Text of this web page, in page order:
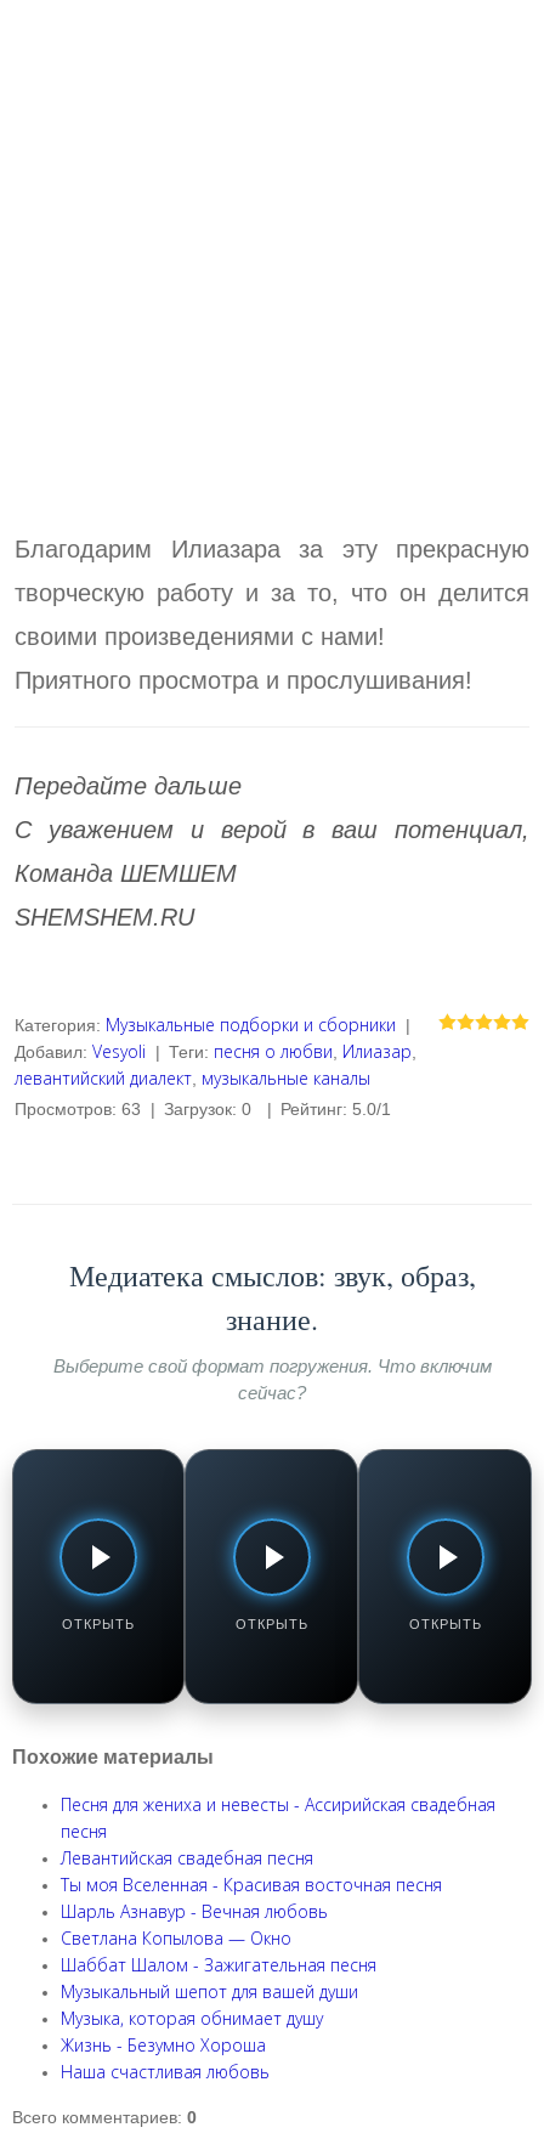
Благодарим Илиазара за эту прекрасную
творческую работу и за то, что он делится
своими произведениями с нами!
Приятного просмотра и прослушивания!
Передайте дальше
С уважением и верой в ваш потенциал,
Команда ШЕМШЕМ
SHEMSHEM.RU
Категория: Музыкальные подборки и сборники
|
Добавил: Vesyoli | Теги: песня о любви Илиазар
левантийский диалект музыкальные каналы
Просмотров: 63 | Загрузок: 0 | Рейтинг: 5.0/1
Медиатека смыслов: звук, образ,
знание.
Выберите свой формат погружения. Что включим
сейчас?
ОТКРЫТЬ
ТЕХНИКИ И РЕЦЕПТЫ
Суперская
картошка в
духовке
Смотреть /
ОТКРЫТЬ
ПОДБОРКИ И
СБОРНИКИ
Грузинские
песни 80-90-х
Смотреть /
ОТКРЫТЬ
ТРАДИЦИИ
Салат из
жареных
баклажан
Смотреть /
Похожие материалы
Песня для жениха и невесты - Ассирийская свадебная
песня
Левантийская свадебная песня
Ты моя Вселенная - Красивая восточная песня
Шарль Азнавур - Вечная любовь
Светлана Копылова — Окно
Шаббат Шалом - Зажигательная песня
Музыкальный шепот для вашей души
Музыка, которая обнимает душу
Жизнь - Безумно Хороша
Наша счастливая любовь
Всего комментариев: 0